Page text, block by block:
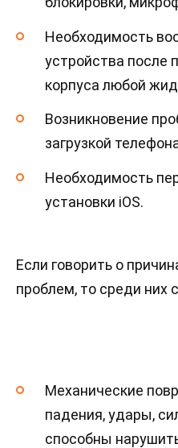
Необходимость
устройства после
корпуса любой
Возникновение
загрузкой
Необходимость
установки iOS.
Если говорить о
проблем, то среди них
Механические
падения, удары,
способны